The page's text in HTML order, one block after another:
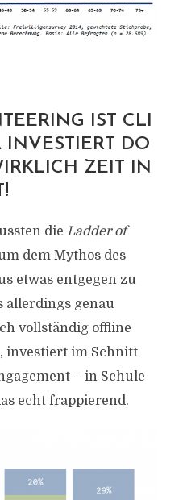
IST CLI
INVESTIERT DO
ZEIT IN
die Ladder of
dem Mythos des
etwas entgegen zu
allerdings genau
vollständig offline
investiert im Schnitt
– in Schule
echt frappierend.